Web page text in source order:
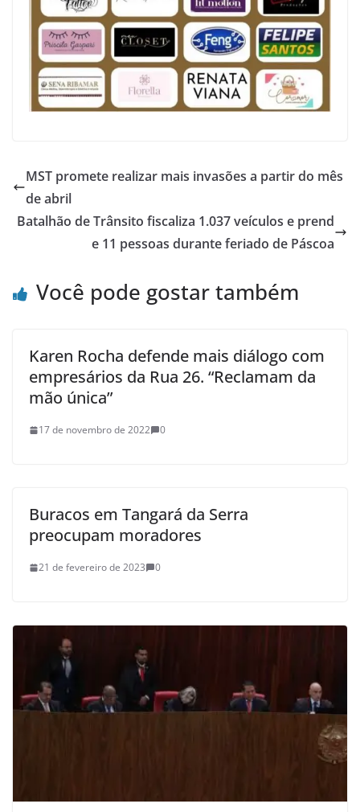
MST promete realizar mais invasões a partir do mês
de abril
Batalhão de Trânsito fiscaliza 1.037 veículos e prend
e 11 pessoas durante feriado de Páscoa
Você pode gostar também
Karen Rocha defende mais diálogo com
empresários da Rua 26. “Reclamam da
mão única”
17 de novembro de 2022 0
Buracos em Tangará da Serra
preocupam moradores
21 de fevereiro de 2023 0